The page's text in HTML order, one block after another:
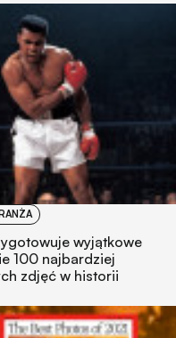
wyjątkowe
100 najbardziej
zdjęć w historii